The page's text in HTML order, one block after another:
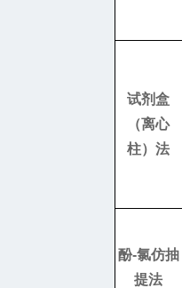
试剂盒
（离心
柱）法
酚-氯仿抽
提法